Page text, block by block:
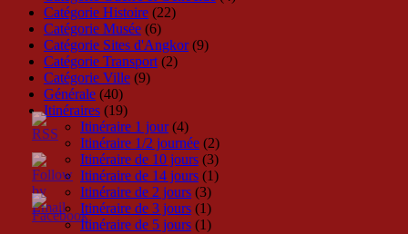
Catégorie Histoire (22)
Catégorie Musée (6)
Catégorie Sites d'Angkor(9)
Catégorie Transport (2)
Catégorie Ville (9)
Générale (40)
Itinéraires (19)
Itinéraire 1 jour(4)
Itinéraire 1/2 journée (2)
Itinéraire de 10 jours (3)
Itinéraire de 14 jours (1)
Itinéraire de 2 jours (3)
Itinéraire de 3 jours (1)
Itinéraire de 5 jours (1)